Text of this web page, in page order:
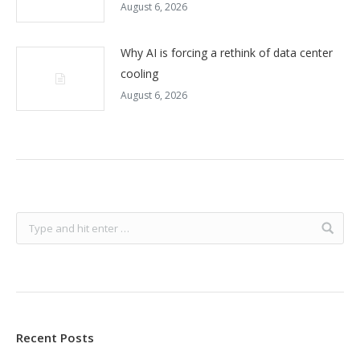
August 6, 2026
Why AI is forcing a rethink of data center
cooling
August 6, 2026
Recent Posts